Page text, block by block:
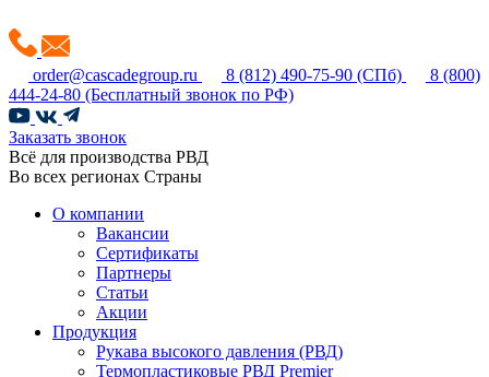
order@cascadegroup.ru 8 (812) 490-75-90 (СПб)
8 (800)
444-24-80 (Бесплатный звонок по РФ)
Заказать звонок
Всё для производства РВД
Во всех регионах Страны
О компании
Вакансии
Сертификаты
Партнеры
Статьи
Акции
Продукция
Рукава высокого давления (РВД)
Термопластиковые РВД Premier